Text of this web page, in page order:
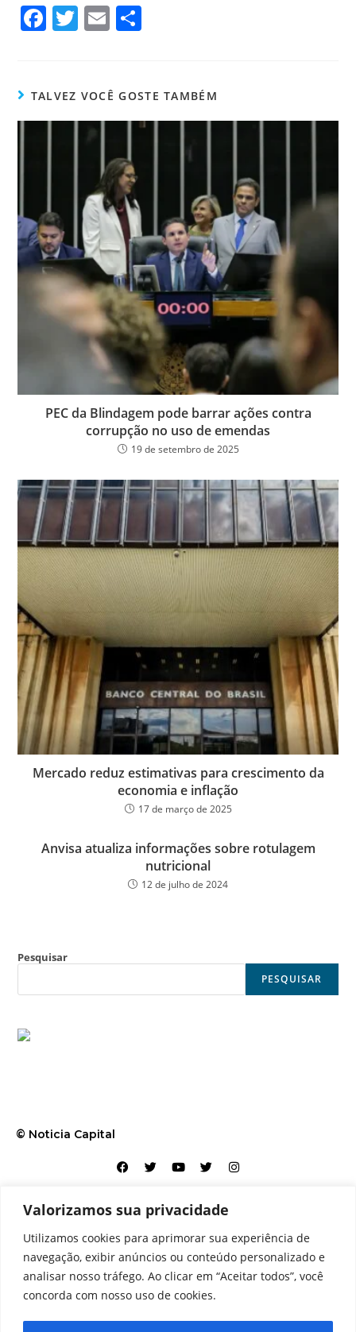
Valorizamos sua privacidade
Utilizamos cookies para aprimorar sua experiência de
navegação, exibir anúncios ou conteúdo personalizado e
analisar nosso tráfego. Ao clicar em “Aceitar todos”, você
concorda com nosso uso de cookies.
Fa
ok
T
er
E
TALVEZ VOCÊ GOSTE TAMBÉM
PEC da Blindagem pode barrar ações contra
corrupção no uso de emendas
19 de setembro de 2025
Mercado reduz estimativas para crescimento da
economia e inflação
17 de março de 2025
Anvisa atualiza informações sobre rotulagem
nutricional
12 de julho de 2024
Pesquisar
PESQUISAR
© Noticia Capital
Contato Home Aviso legal Configurações de cookies
Equipe Perfil Política de cookies Serviços